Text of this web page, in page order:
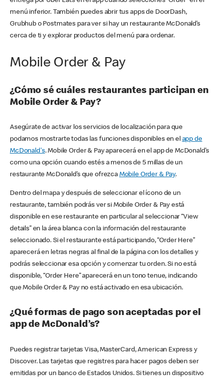
menú inferior. También puedes abrir tus apps de DoorDash,
Grubhub o Postmates para ver si hay un restaurante McDonald’s
cerca de ti y explorar productos del menú para ordenar.
Mobile Order & Pay
¿Cómo sé cuáles restaurantes participan en
Mobile Order & Pay?
Asegúrate de activar los servicios de localización para que
podamos mostrarte todas las funciones disponibles en el app de
McDonald's. Mobile Order & Pay aparecerá en el app de McDonald’s
como una opción cuando estés a menos de 5 millas de un
restaurante McDonald’s que ofrezca Mobile Order & Pay.
Dentro del mapa y después de seleccionar el ícono de un
restaurante, también podrás ver si Mobile Order & Pay está
disponible en ese restaurante en particular al seleccionar “View
details” en la área blanca con la información del restaurante
seleccionado. Si el restaurante está participando, “Order Here”
aparecerá en letras negras al final de la página con los detalles y
podrás seleccionar esa opción y comenzar tu orden. Si no está
disponible, “Order Here” aparecerá en un tono tenue, indicando
que Mobile Order & Pay no está activado en esa ubicación.
¿Qué formas de pago son aceptadas por el
app de McDonald’s?
Puedes registrar tarjetas Visa, MasterCard, American Express y
Discover. Las tarjetas que registres para hacer pagos deben ser
emitidas por un banco de Estados Unidos. Si tienes un dispositivo